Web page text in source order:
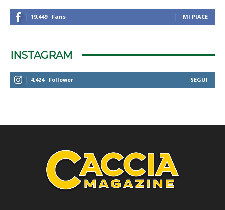
19,449 Fans MI PIACE
INSTAGRAM
4,424 Follower SEGUI